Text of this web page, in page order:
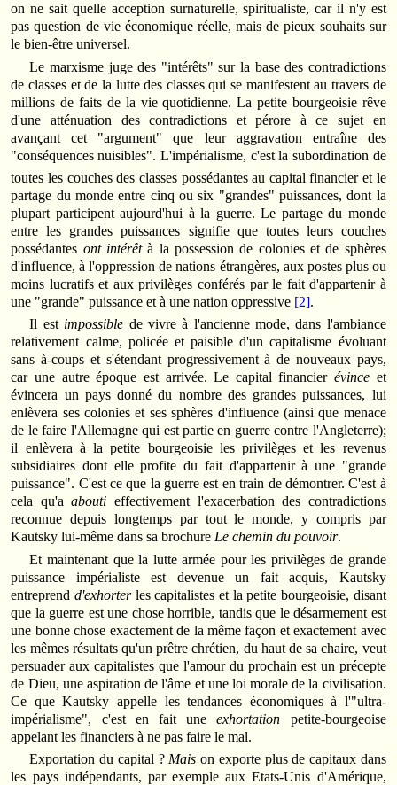
on ne sait quelle acception surnaturelle, spiritualiste, car il n'y est
pas question de vie économique réelle, mais de pieux souhaits sur
le bien-être universel.
Le marxisme juge des "intérêts" sur la base des contradictions
de classes et de la lutte des classes qui se manifestent au travers de
millions de faits de la vie quotidienne. La petite bourgeoisie rêve
d'une atténuation des contradictions et pérore à ce sujet en
avançant cet "argument" que leur aggravation entraîne des
"conséquences nuisibles". L'impérialisme, c'est la subordination de
toutes les couches des classes possédantes au capital financier et le
partage du monde entre cinq ou six "grandes" puissances, dont la
plupart participent aujourd'hui à la guerre. Le partage du monde
entre les grandes puissances signifie que toutes leurs couches
possédantes ont intérêtà la possession de colonies et de sphères
d'influence, à l'oppression de nations étrangères, aux postes plus ou
moins lucratifs et aux privilèges conférés par le fait d'appartenir à
une "grande" puissance et à une nation oppressive [2].
Il est impossible de vivre à l'ancienne mode, dans l'ambiance
relativement calme, policée et paisible d'un capitalisme évoluant
sans à-coups et s'étendant progressivement à de nouveaux pays,
car une autre époque est arrivée. Le capital financierévince et
évincera un pays donné du nombre des grandes puissances, lui
enlèvera ses colonies et ses sphères d'influence (ainsi que menace
de le faire l'Allemagne qui est partie en guerre contre l'Angleterre);
il enlèvera à la petite bourgeoisie les privilèges et les revenus
subsidiaires dont elle profite du fait d'appartenir à une "grande
puissance". C'est ce que la guerre est en train de démontrer. C'est à
cela qu'aabouti effectivement l'exacerbation des contradictions
reconnue depuis longtemps par tout le monde, y compris par
Kautsky lui-même dans sa brochure Le chemin du pouvoir.
Et maintenant que la lutte armée pour les privilèges de grande
puissance impérialiste est devenue un fait acquis, Kautsky
entreprend d'exhorter les capitalistes et la petite bourgeoisie, disant
que la guerre est une chose horrible, tandis que le désarmement est
une bonne chose exactement de la même façon et exactement avec
les mêmes résultats qu'un prêtre chrétien, du haut de sa chaire, veut
persuader aux capitalistes que l'amour du prochain est un précepte
de Dieu, une aspiration de l'âme et une loi morale de la civilisation.
Ce que Kautsky appelle les tendances économiques à l'"ultra-
impérialisme", c'est en fait uneexhortation petite-bourgeoise
appelant les financiers à ne pas faire le mal.
Exportation du capital ? Maison exporte plus de capitaux dans
les pays indépendants, par exemple aux Etats-Unis d'Amérique,